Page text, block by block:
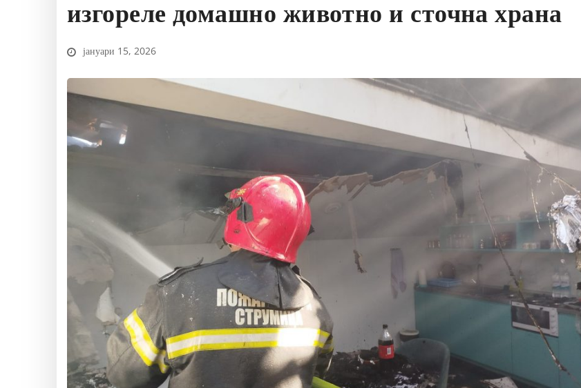
изгореле домашно животно и сточна храна
јануари 15, 2026